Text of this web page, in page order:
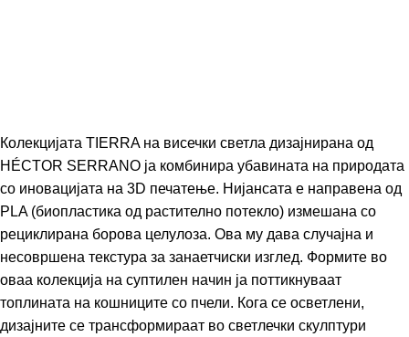
Колекцијата TIERRA на висечки светла дизајнирана од
HÉCTOR SERRANO ја комбинира убавината на природата
со иновацијата на 3D печатење. Нијансата е направена од
PLA (биопластика од растително потекло) измешана со
рециклирана борова целулоза. Ова му дава случајна и
несовршена текстура за занаетчиски изглед. Формите во
оваа колекција на суптилен начин ја поттикнуваат
топлината на кошниците со пчели. Кога се осветлени,
дизајните се трансформираат во светлечки скулптури